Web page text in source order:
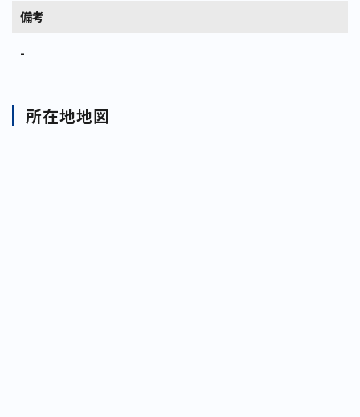
備考
-
所在地地図